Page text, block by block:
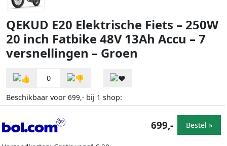
QEKUD E20 Elektrische Fiets – 250W
20 inch Fatbike 48V 13Ah Accu – 7
versnellingen – Groen
0
Beschikbaar voor 699,- bij 1 shop:
699,- Bestel »